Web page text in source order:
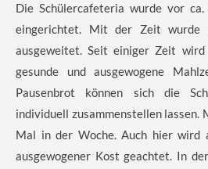
Die Schülercafeteria wurde vor
eingerichtet. Mit der Zeit wurde
ausgeweitet. Seit einiger Zeit
gesunde und ausgewogene
Pausenbrot können sich die
individuell zusammenstellen lassen.
Mal in der Woche. Auch hier wird
ausgewogener Kost geachtet. In